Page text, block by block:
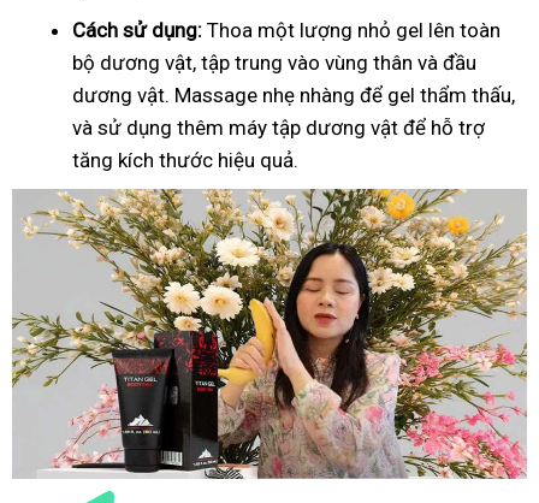
Cách sử dụng: Thoa một lượng nhỏ gel lên toàn
bộ dương vật, tập trung vào vùng thân và đầu
dương vật. Massage nhẹ nhàng để gel thẩm thấu,
và sử dụng thêm máy tập dương vật để hỗ trợ
tăng kích thước hiệu quả.